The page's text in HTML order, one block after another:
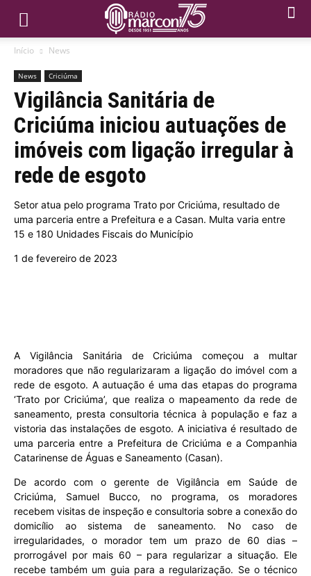
Início News
News Criciúma
Vigilância Sanitária de
Criciúma iniciou autuações de
imóveis com ligação irregular à
rede de esgoto
Setor atua pelo programa Trato por Criciúma, resultado de
uma parceria entre a Prefeitura e a Casan. Multa varia entre
15 e 180 Unidades Fiscais do Município
1 de fevereiro de 2023
A Vigilância Sanitária de Criciúma começou a multar
moradores que não regularizaram a ligação do imóvel com a
rede de esgoto. A autuação é uma das etapas do programa
‘Trato por Criciúma’, que realiza o mapeamento da rede de
saneamento, presta consultoria técnica à população e faz a
vistoria das instalações de esgoto. A iniciativa é resultado de
uma parceria entre a Prefeitura de Criciúma e a Companhia
Catarinense de Águas e Saneamento (Casan).
De acordo com o gerente de Vigilância em Saúde de
Criciúma, Samuel Bucco, no programa, os moradores
recebem visitas de inspeção e consultoria sobre a conexão do
domicílio ao sistema de saneamento. No caso de
irregularidades, o morador tem um prazo de 60 dias –
prorrogável por mais 60 – para regularizar a situação. Ele
recebe também um guia para a regularização. Se o técnico